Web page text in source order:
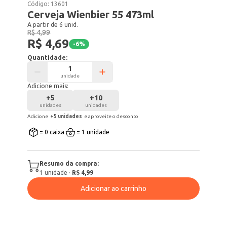
Código: 13601
Cerveja Wienbier 55 473ml
A partir de 6 unid.
R$ 4,99
R$ 4,69 -6%
Quantidade:
unidade
Adicione mais:
+5
unidades
+10
unidades
Adicione +5 unidades e aproveite o desconto
= 0 caixa = 1 unidade
Resumo da compra:
1 unidade · R$ 4,99
Adicionar ao carrinho